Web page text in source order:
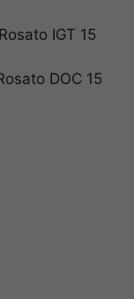
IGT 15
DOC 15